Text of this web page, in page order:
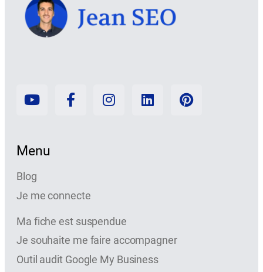
Menu
Blog
Je me connecte
Ma fiche est suspendue
Je souhaite me faire accompagner
Outil audit Google My Business